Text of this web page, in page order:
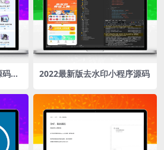
引
分享
2022最新版去水印小程序源码